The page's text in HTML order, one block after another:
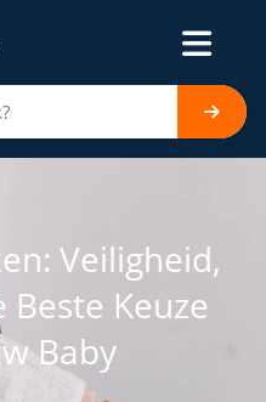
Veiligheid,
Keuze
Baby